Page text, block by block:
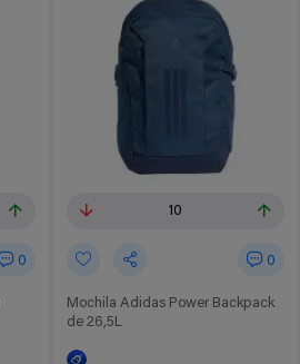
0
10
0
Mochila Adidas Power Backpack
de 26,5L